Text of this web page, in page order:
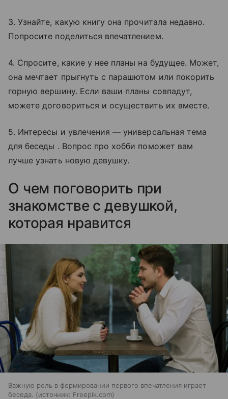
3. Узнайте, какую книгу она прочитала недавно.
Попросите поделиться впечатлением.
4. Спросите, какие у нее планы на будущее. Может,
она мечтает прыгнуть с парашютом или покорить
горную вершину. Если ваши планы совпадут,
можете договориться и осуществить их вместе.
5. Интересы и увлечения — универсальная тема
для беседы . Вопрос про хобби поможет вам
лучше узнать новую девушку.
О чем поговорить при
знакомстве с девушкой,
которая нравится
Важную роль в формировании первого впечатления играет
беседа.
источник: Freepik.com